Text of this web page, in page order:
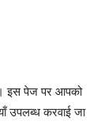
इस पेज पर आपको
उपलब्ध करवाई जा